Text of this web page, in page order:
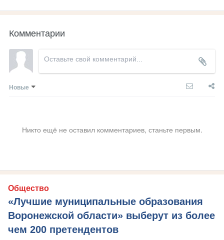
Комментарии
Новые
Никто ещё не оставил комментариев, станьте первым.
Общество
«Лучшие муниципальные образования
Воронежской области» выберут из более
чем 200 претендентов